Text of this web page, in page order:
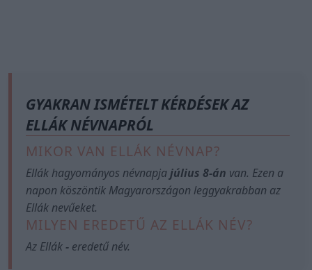
GYAKRAN ISMÉTELT KÉRDÉSEK AZ
ELLÁK NÉVNAPRÓL
MIKOR VAN ELLÁK NÉVNAP?
Ellák hagyományos névnapjajúlius 8-án van. Ezen a
napon köszöntik Magyarországon leggyakrabban az
Ellák nevűeket.
MILYEN EREDETŰ AZ ELLÁK NÉV?
Az Ellák- eredetű név.